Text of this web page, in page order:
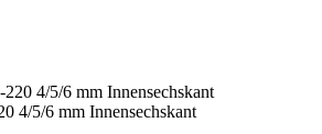
4/5/6 mm Innensechskant